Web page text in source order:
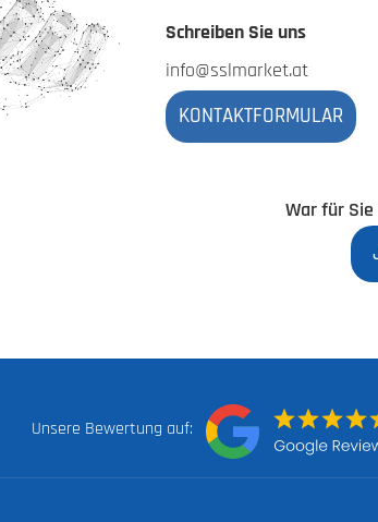
Schreiben Sie uns
info@sslmarket.at
KONTAKTFORMULAR
War für
Unsere Bewertung auf: